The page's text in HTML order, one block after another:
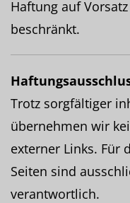
Haftung auf
beschränkt.
Trotz sorgfältiger
übernehmen wir
externer Links. Für
Seiten sind
verantwortlich.